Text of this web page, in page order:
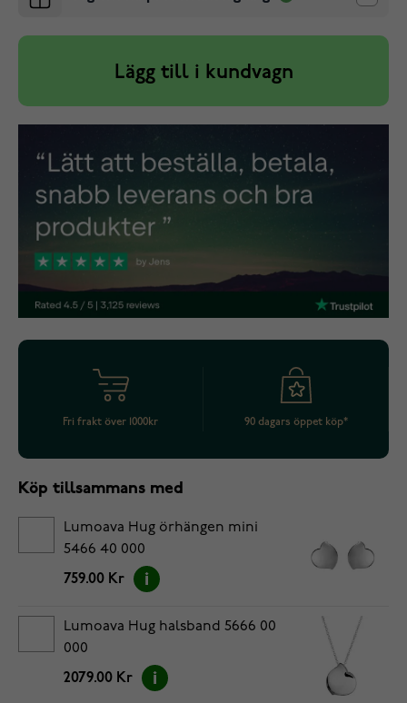
Lägg till i kundvagn
Fri frakt över 1000kr 90 dagars öppet köp*
Köp tillsammans med
Lumoava Hug örhängen mini
5466 40 000
759.00 Kr
Lumoava Hug halsband 5666 00
000
2079.00 Kr